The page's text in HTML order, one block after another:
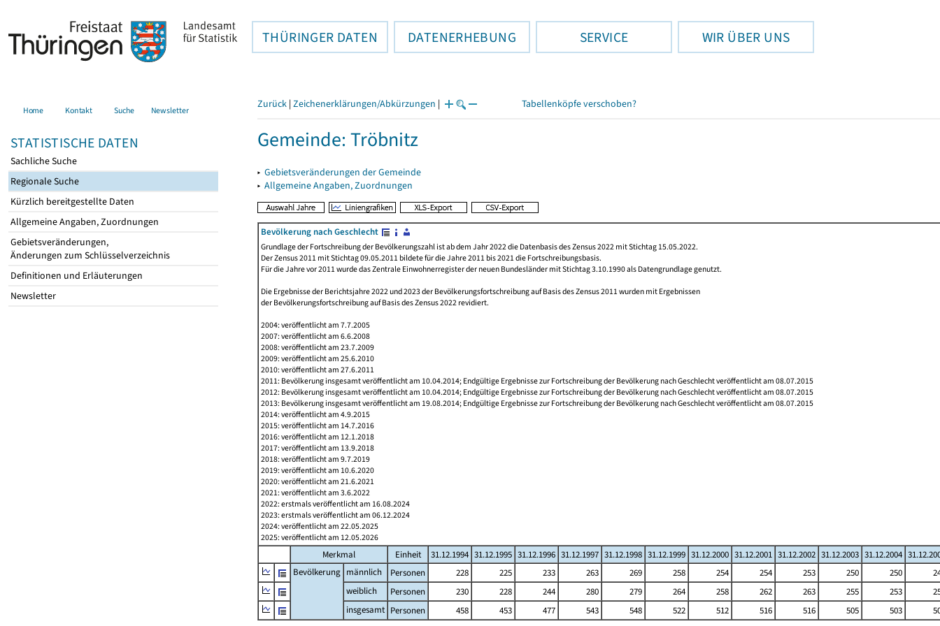
THÜRINGER DATEN DATENERHEBUNG SERVICE WIR ÜBER UNS
Home Kontakt Suche Newsletter
STATISTISCHE DATEN
Sachliche Suche
Regionale Suche
Kürzlich bereitgestellte Daten
Allgemeine Angaben, Zuordnungen
Gebietsveränderungen,
Änderungen zum Schlüsselverzeichnis
Definitionen und Erläuterungen
Newsletter
Zurück | Zeichenerklärungen/Abkürzungen | Tabellenköpfe verschoben?
Gemeinde: Tröbnitz
▸ Gebietsveränderungen der Gemeinde
▸ Allgemeine Angaben, Zuordnungen
Bevölkerung nach Geschlecht
Grundlage der Fortschreibung der Bevölkerungszahl ist ab dem Jahr 2022 die Datenbasis des Zensus 2022 mit Stichtag 15.05.2022.
Der Zensus 2011 mit Stichtag 09.05.2011 bildete für die Jahre 2011 bis 2021 die Fortschreibungsbasis.
Für die Jahre vor 2011 wurde das Zentrale Einwohnerregister der neuen Bundesländer mit Stichtag 3.10.1990 als Datengrundlage genutzt.
Die Ergebnisse der Berichtsjahre 2022 und 2023 der Bevölkerungsfortschreibung auf Basis des Zensus 2011 wurden mit Ergebnissen
der Bevölkerungsfortschreibung auf Basis des Zensus 2022 revidiert.
2004: veröffentlicht am 7.7.2005
2007: veröffentlicht am 6.6.2008
2008: veröffentlicht am 23.7.2009
2009: veröffentlicht am 25.6.2010
2010: veröffentlicht am 27.6.2011
2011: Bevölkerung insgesamt veröffentlicht am 10.04.2014; Endgültige Ergebnisse zur Fortschreibung der Bevölkerung nach Geschlecht veröffentlicht am 08.07.2015
2012: Bevölkerung insgesamt veröffentlicht am 10.04.2014; Endgültige Ergebnisse zur Fortschreibung der Bevölkerung nach Geschlecht veröffentlicht am 08.07.2015
2013: Bevölkerung insgesamt veröffentlicht am 19.08.2014; Endgültige Ergebnisse zur Fortschreibung der Bevölkerung nach Geschlecht veröffentlicht am 08.07.2015
2014: veröffentlicht am 4.9.2015
2015: veröffentlicht am 14.7.2016
2016: veröffentlicht am 12.1.2018
2017: veröffentlicht am 13.9.2018
2018: veröffentlicht am 9.7.2019
2019: veröffentlicht am 10.6.2020
2020: veröffentlicht am 21.6.2021
2021: veröffentlicht am 3.6.2022
2022: erstmals veröffentlicht am 16.08.2024
2023: erstmals veröffentlicht am 06.12.2024
2024: veröffentlicht am 22.05.2025
2025: veröffentlicht am 12.05.2026
Merkmal Einheit 31.12.1994 31.12.1995 31.12.1996 31.12.1997 31.12.1998 31.12.1999 31.12.2000 31.12.2001 31.12.2002 31.12.2003 31.12.2004
Bevölkerung männlich Personen 228 225 233 263 269 258 254 254 253 250 250
weiblich
Personen 230 228 244 280 279 264 258 262 263 255 253
insgesamt Personen 458 453 477 543 548 522 512 516 516 505 503